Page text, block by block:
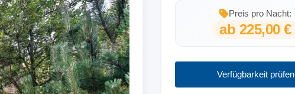
Preis pro Nacht:
ab 225,00 €
Verfügbarkeit prüfen